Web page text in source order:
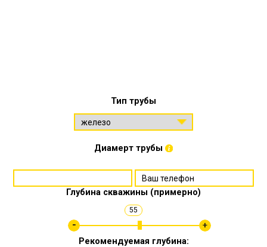
Тип трубы
Диамерт трубы
Глубина скважины (примерно)
55
Рекомендуемая глубина: